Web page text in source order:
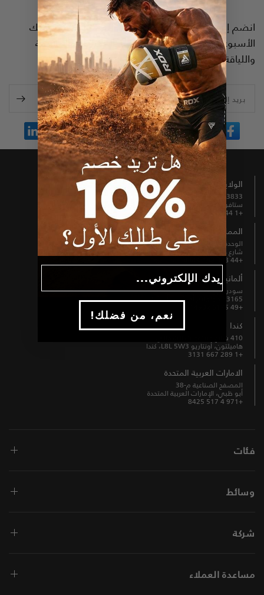
انضم إلى أكثر من 250000 شخص للحصول على جرعتك
الأسبوعية من أخبار الفنون القتالية المختلطة والملاكمة
واللياقة البدنية، مع رمز خصم بنسبة 10%.
بريد إلكتروني
الولايات المتحدة الأمريكية
13833 شمال شارع بروميناد رقم 100
ستافورد، تكساس 77477، الولايات المتحدة الأمريكية
+1 844 739 8326
المملكة المتحدة
الوحدة B3 والعُلّية، مطحنة فيرنهيل،
شارع هورنبي، بوري، إنجلترا، BL9 5BL
+44 808 189 4444
ألمانيا
سودرينج 1-5
63165 مولهايم أم ماين، ألمانيا
+49 6175 6514902
كندا
410 شارع وينتوورث الشمالي
هاميلتون، أونتاريو L8L 5W3، كندا
+1 289 667 3131
الامارات العربية المتحدة
المصفح الصناعية م-38
أبو ظبي، الإمارات العربية المتحدة
+971 4 517 8425
فئات
وسائط
شركة
مساعدة العملاء
!نعم، من فضلك